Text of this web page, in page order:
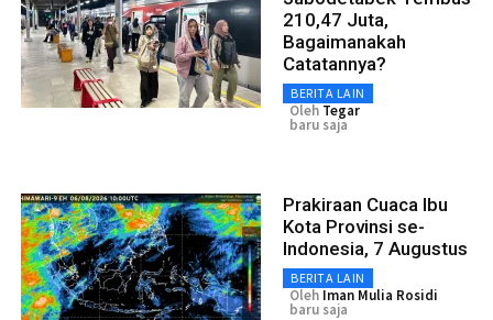
210,47 Juta,
Bagaimanakah
Catatannya?
BERITA LAIN
Oleh Tegar
baru saja
Prakiraan Cuaca Ibu
Kota Provinsi se-
Indonesia, 7 Augustus
BERITA LAIN
Oleh Iman Mulia Rosidi
baru saja